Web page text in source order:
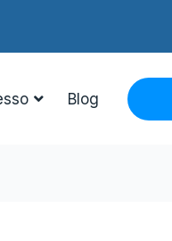
Blog